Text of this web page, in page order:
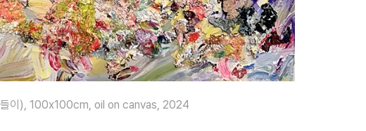
들이), 100x100cm, oil on canvas, 2024